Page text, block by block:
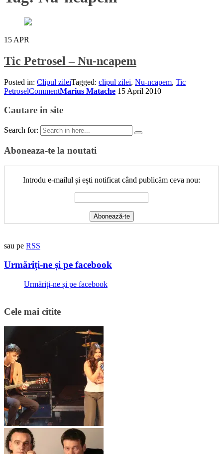
15 APR
Tic Petrosel – Nu-ncapem
Posted in: Clipul zileiTagged: clipul zilei, Nu-ncapem, Tic
PetroselCommentMarius Matache 15 April 2010
Cautare in site
Search for:
Aboneaza-te la noutati
Introdu e-mailul și ești notificat când publicăm ceva nou:
sau pe RSS
Urmăriți-ne și pe facebook
Urmăriți-ne și pe facebook
Cele mai citite